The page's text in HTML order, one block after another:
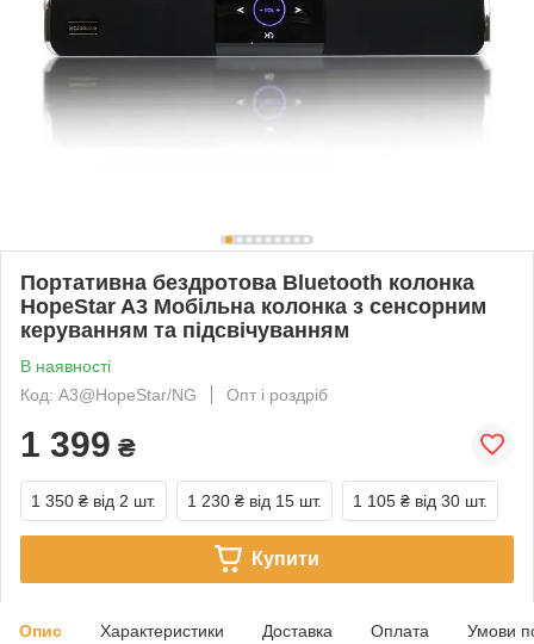
Портативна бездротова Bluetooth колонка
HopeStar A3 Мобільна колонка з сенсорним
керуванням та підсвічуванням
В наявності
Код: A3@HopeStar/NG
Опт і роздріб
1 399 ₴
1 350 ₴ від 2 шт. 1 230 ₴ від 15 шт. 1 105 ₴ від 30 шт.
Купити
Опис Характеристики Доставка Оплата Умови